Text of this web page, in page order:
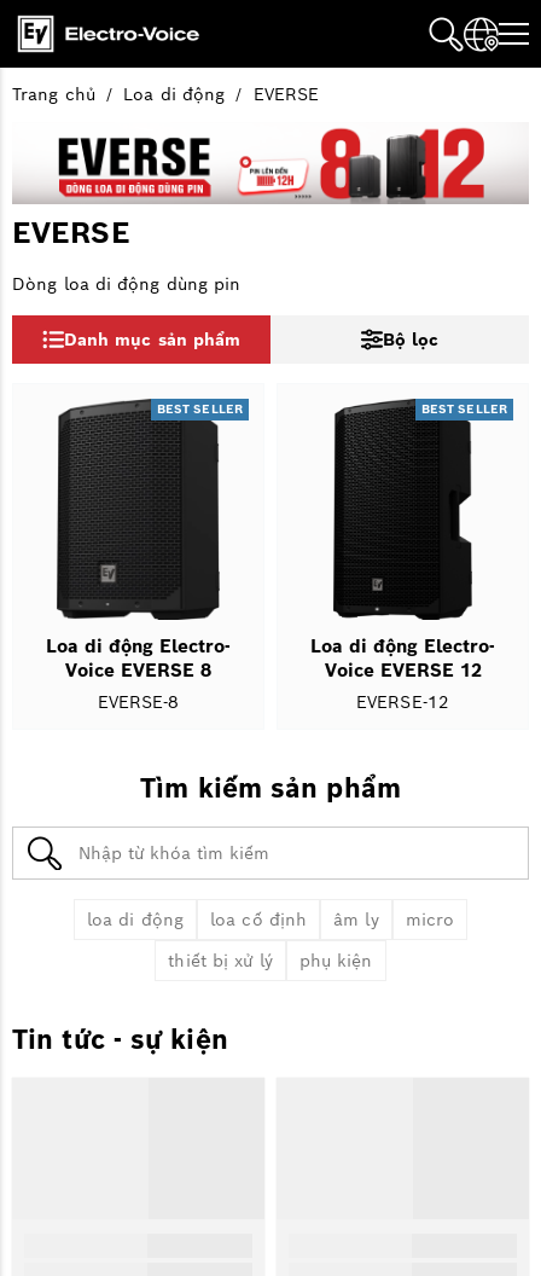
Trang chủ Loa di động EVERSE
EVERSE
Dòng loa di động dùng pin
Danh mục sản phẩm Bộ lọc
BEST SELLER
Loa di động Electro-
Voice EVERSE 8
EVERSE-8
BEST SELLER
Loa di động Electro-
Voice EVERSE 12
EVERSE-12
Tìm kiếm sản phẩm
loa di động loa cố định âm ly
micro
thiết bị xử lý
phụ kiện
Tin tức - sự kiện